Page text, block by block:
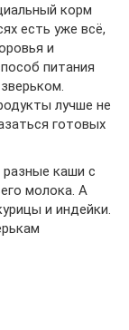
корм
есть уже всё,
и
питания
лучше не
готовых
каши с
молока. А
и индейки.